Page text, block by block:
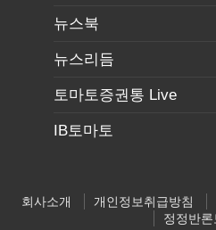
뉴스북
뉴스리듬
토마토증권통 Live
IB토마토
회사소개 개인정보취급방침
정정반론